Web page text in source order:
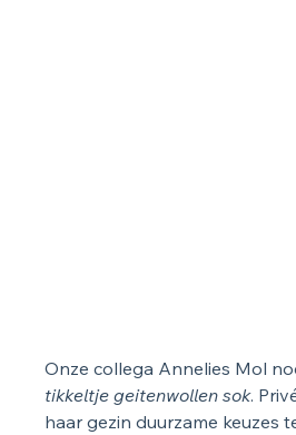
Onze collega Annelies Mol
tikkeltje geitenwollen sok.
haar gezin duurzame keuzes